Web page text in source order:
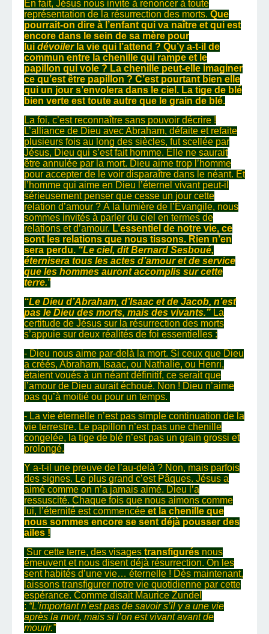
En fait, Jésus nous invite à renoncer à toute
représentation de la résurrection des morts. Que
pourrait-on dire à l’enfant qui va naître et qui est
encore dans le sein de sa mère pour
lui dévoilerla vie qui l’attend ? Qu’y a-t-il de
commun entre la chenille qui rampe et le
papillon qui vole ? La chenille peut-elle imaginer
ce qu’est être papillon ? C’est pourtant bien elle
qui un jour s’envolera dans le ciel. La tige de blé
bien verte est toute autre que le grain de blé.
La foi, c’est reconnaître sans pouvoir décrire !
L’alliance de Dieu avec Abraham, défaite et refaite
plusieurs fois au long des siècles, fut scellée par
Jésus, Dieu qui s’est fait homme. Elle ne saurait
être annulée par la mort. Dieu aime trop l’homme
pour accepter de le voir disparaître dans le néant. Et
l’homme qui aime en Dieu l’éternel vivant peut-il
sérieusement penser que cesse un jour cette
relation d’amour ? À la lumière de l’Évangile, nous
sommes invités à parler du ciel en termes de
relations et d’amour. L’essentiel de notre vie, ce
sont les relations que nous tissons. Rien n’en
sera perdu. “Le ciel, dit Bernard Sesboué,
éternisera tous les actes d’amour et de service
que les hommes auront accomplis sur cette
terre.”
“Le Dieu d’Abraham, d’Isaac et de Jacob, n’est
pas le Dieu des morts, mais des vivants.” La
certitude de Jésus sur la résurrection des morts
s’appuie sur deux réalités de foi essentielles :
- Dieu nous aime par-delà la mort. Si ceux que Dieu
a créés, Abraham, Isaac, ou Nathalie, ou Henri,
étaient voués à un néant définitif, ce serait que
l’amour de Dieu aurait échoué. Non ! Dieu n’aime
pas qu’à moitié ou pour un temps.
- La vie éternelle n’est pas simple continuation de la
vie terrestre. Le papillon n’est pas une chenille
congelée, la tige de blé n’est pas un grain grossi et
prolongé.
Y a-t-il une preuve de l’au-delà ? Non, mais parfois
des signes. Le plus grand c’est Pâques. Jésus a
aimé comme on n’a jamais aimé. Dieu l’a
ressuscité. Chaque fois que nous aimons comme
lui, l’éternité est commencée et la chenille que
nous sommes encore se sent déjà pousser des
ailes !
Sur cette terre, des visages transfigurés nous
émeuvent et nous disent déjà résurrection. On les
sent habités d’une vie… éternelle ! Dès maintenant,
laissons transfigurer notre vie quotidienne par cette
espérance. Comme disait Maurice Zundel
: “L’important n’est pas de savoir s’il y a une vie
après la mort, mais si l’on est vivant avant de
mourir.”